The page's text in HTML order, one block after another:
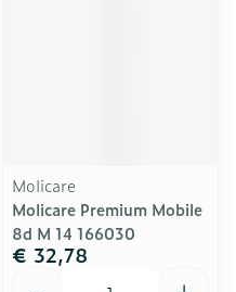
Molicare
Molicare Premium Mobile
8d M 14 166030
€ 32,78